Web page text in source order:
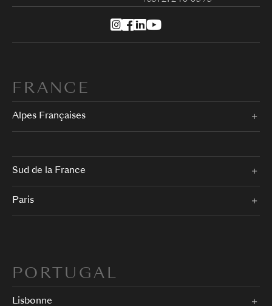
FRANCE
Alpes Françaises
Sud de la France
Paris
PORTUGAL
Lisbonne